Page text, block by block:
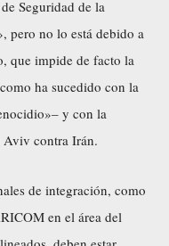
Seguridad de la
pero no lo está debido a
que impide de facto la
ha sucedido con la
y con la
Aviv contra Irán.
de integración, como
en el área del